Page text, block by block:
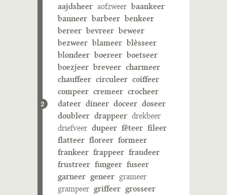
2
aajdsheer aofzweer baankeer
banneer barbeer benkeer
bereer bevreer beweer
bezweer blameer blèsseer
blondeer boereer boetseer
boezjeer breveer charmeer
chauffeer circuleer coiffeer
compeer cremeer crocheer
dateer dineer doceer doseer
doubleer drappeer drekbeer
driefveer dupeer fêteer fileer
flatteer floreer formeer
frankeer frappeer fraudeer
frustreer fungeer fuseer
garneer geneer grameer
grampeer griffeer grosseer